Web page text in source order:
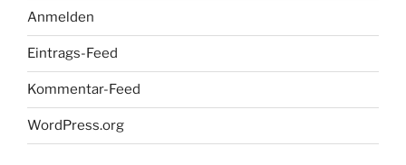
Anmelden
Eintrags-Feed
Kommentar-Feed
WordPress.org